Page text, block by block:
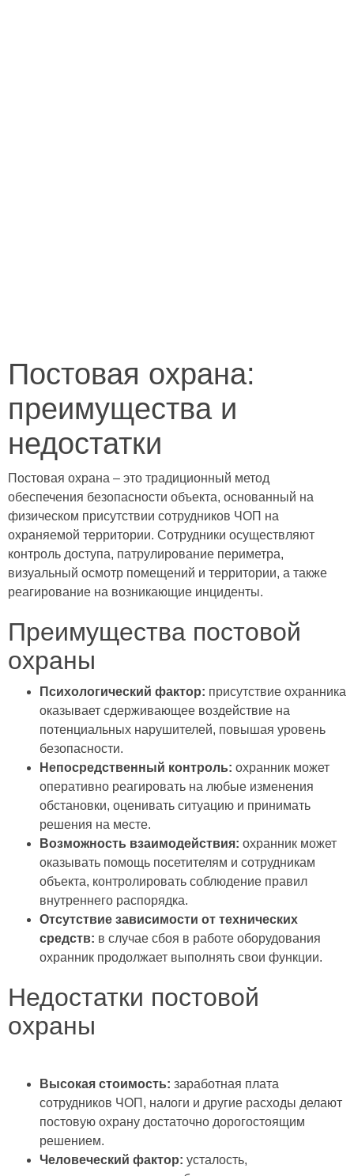
Постовая охрана:
преимущества и
недостатки
Постовая охрана – это традиционный метод
обеспечения безопасности объекта, основанный на
физическом присутствии сотрудников ЧОП на
охраняемой территории. Сотрудники осуществляют
контроль доступа, патрулирование периметра,
визуальный осмотр помещений и территории, а также
реагирование на возникающие инциденты.
Преимущества постовой
охраны
Психологический фактор: присутствие охранника
оказывает сдерживающее воздействие на
потенциальных нарушителей, повышая уровень
безопасности.
Непосредственный контроль: охранник может
оперативно реагировать на любые изменения
обстановки, оценивать ситуацию и принимать
решения на месте.
Возможность взаимодействия: охранник может
оказывать помощь посетителям и сотрудникам
объекта, контролировать соблюдение правил
внутреннего распорядка.
Отсутствие зависимости от технических
средств: в случае сбоя в работе оборудования
охранник продолжает выполнять свои функции.
Недостатки постовой
охраны
Высокая стоимость: заработная плата
сотрудников ЧОП, налоги и другие расходы делают
постовую охрану достаточно дорогостоящим
решением.
Человеческий фактор: усталость,